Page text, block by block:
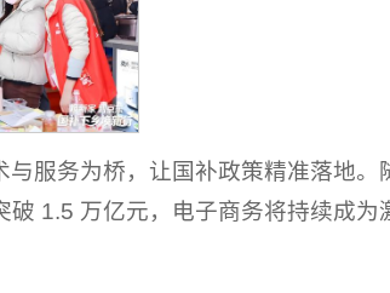
服务为桥，让国补政策精准落地。
1.5 万亿元，电子商务将持续成为